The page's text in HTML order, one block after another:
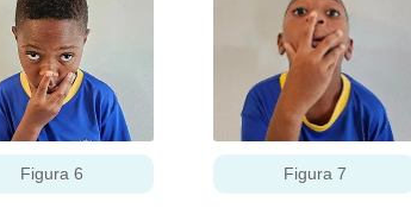
Figura 6 Figura 7